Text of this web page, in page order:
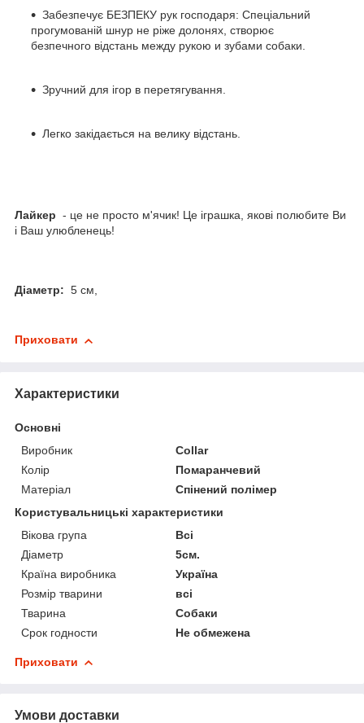
Забезпечує БЕЗПЕКУ рук господаря: Спеціальний
прогумованій шнур не ріже долонях, створює
безпечного відстань между рукою и зубами собаки.
Зручний для ігор в перетягування.
Легко закідається на велику відстань.
Лайкер - це не просто м'ячик! Це іграшка, якові полюбите Ви
і Ваш улюбленець!
Діаметр: 5 см,
Приховати
Характеристики
Основні
Виробник
Collar
Колір
Помаранчевий
Матеріал
Спінений полімер
Користувальницькі характеристики
Вікова група
Всі
Діаметр
5см.
Країна виробника
Україна
Розмір тварини
всі
Тварина
Собаки
Срок годности
Не обмежена
Приховати
Умови доставки